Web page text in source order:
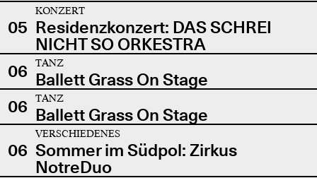
05
KONZERT
Residenzkonzert: DAS SCHREI
NICHT SO ORKESTRA
06
TANZ
Ballett Grass On Stage
06
TANZ
Ballett Grass On Stage
06
VERSCHIEDENES
Sommer im Südpol: Zirkus
NotreDuo